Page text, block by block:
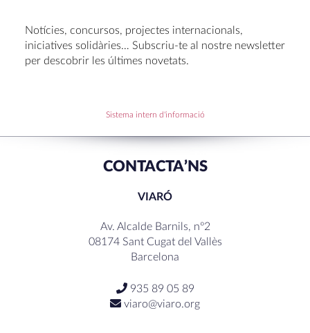
Oficis de Setmana Santa 2025
Premi al Pessebre d’Infantil 2024
RECENT COMMENTS
Notícies, concursos, projectes internacionals,
iniciatives solidàries… Subscriu-te al nostre newsletter
per descobrir les últimes novetats.
Sistema intern d'informació
CONTACTA’NS
VIARÓ
Av. Alcalde Barnils, nº2
08174 Sant Cugat del Vallès
Barcelona
935 89 05 89
viaro@viaro.org